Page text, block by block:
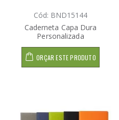
Cód: BND15144
Caderneta Capa Dura
Personalizada
ORÇAR ESTE PRODUTO